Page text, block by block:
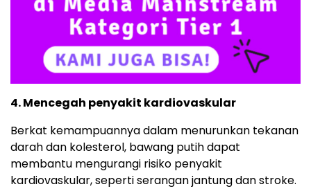
4. Mencegah penyakit kardiovaskular
Berkat kemampuannya dalam menurunkan tekanan
darah dan kolesterol, bawang putih dapat
membantu mengurangi risiko penyakit
kardiovaskular, seperti serangan jantung dan stroke.